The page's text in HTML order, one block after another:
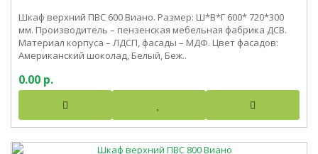
Шкаф верхний ПВС 600 Виано. Размер: Ш*В*Г 600* 720*300
мм. Производитель – пензенская мебельная фабрика ДСВ.
Материал корпуса – ЛДСП, фасады – МДФ. Цвет фасадов:
Американский шоколад, Белый, Беж..
0.00 р.